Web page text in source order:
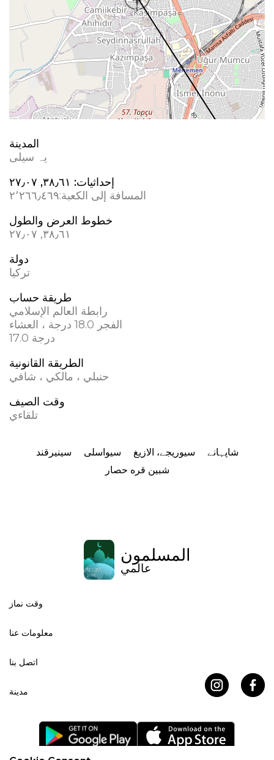
المدينة
یہ سیلی
إحداثيات: ٣٨٫٦١, ٢٧٫٠٧
المسافة إلى الكعبة:٢٬٢٦٦٫٤٦٩
خطوط العرض والطول
٣٨٫٦١, ٢٧٫٠٧
دولة
تركيا
طريقة حساب
رابطة العالم الإسلامي
الفجر 18.0 درجة ، العشاء
17.0 درجة
الطريقة القانونية
حنبلي ، مالكي ، شافي
وقت الصيف
تلقاءي
سینیرقند سیواسلی سیوریجے، الازیغ
شاپہانے
شبين قره‌ حصار
المسلمون
عالمي
وقت نماز
معلومات عنا
اتصل بنا
مدينة